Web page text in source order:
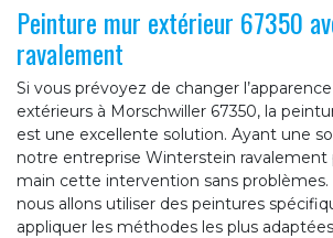
Peinture mur extérieur 67350
ravalement
Si vous prévoyez de changer
extérieurs à Morschwiller 67350, la
est une excellente solution. Ayant une
notre entreprise Winterstein ravalement
main cette intervention sans problèmes.
nous allons utiliser des peintures
appliquer les méthodes les plus